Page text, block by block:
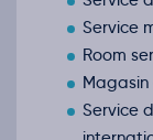
Service
Room
Magasin
Service